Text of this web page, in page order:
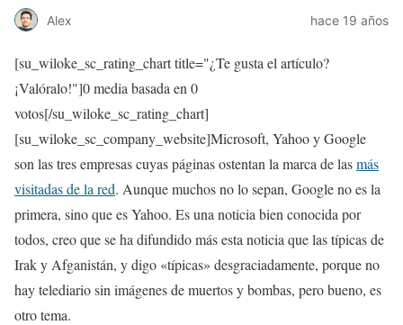
Alex hace 19 años
[su_wiloke_sc_rating_chart title="¿Te gusta el artículo?
¡Valóralo!"]0media basada en 0
votos[/su_wiloke_sc_rating_chart]
[su_wiloke_sc_company_website]Microsoft, Yahoo y Google
son las tres empresas cuyas páginas ostentan la marca de lasmás
visitadas de la red. Aunque muchos no lo sepan, Google no es la
primera, sino que es Yahoo. Es una noticia bien conocida por
todos, creo que se ha difundido más esta noticia que las típicas de
Irak y Afganistán, y digo «típicas» desgraciadamente, porque no
hay telediario sin imágenes de muertos y bombas, pero bueno, es
otro tema.